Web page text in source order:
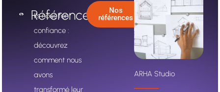
Références
Ils nous font
confiance :
découvrez
comment nous
avons
transformé leur
Nos
références
Pathon ARHA Studio